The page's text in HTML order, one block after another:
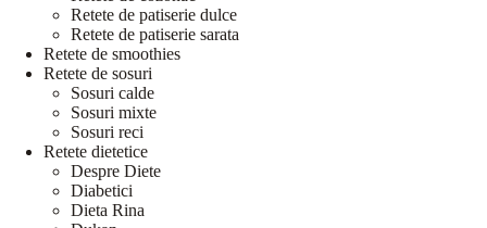
Retete de patiserie dulce
Retete de patiserie sarata
Retete de smoothies
Retete de sosuri
Sosuri calde
Sosuri mixte
Sosuri reci
Retete dietetice
Despre Diete
Diabetici
Dieta Rina